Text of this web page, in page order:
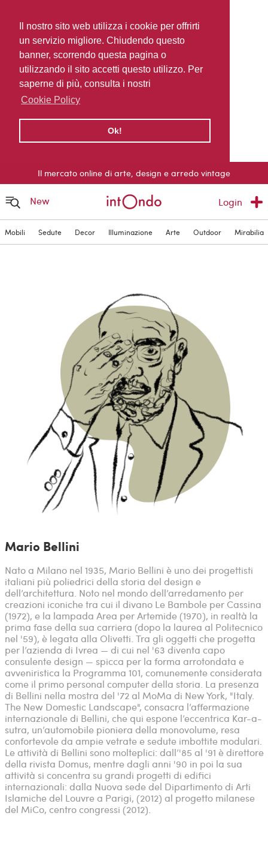
Il nostro sito web utilizza i cookie per offrirti
un servizio migliore. Chiudendo questo
banner, scorrendo questa pagina o
utilizzando il sito accetti questo utilizzo. Per
saperne di più, consulta i nostri
Cookie Policy
Ok!
Il mercato online di arte, design e arredo vintage
New Login
Mobili Sedute Decor Illuminazione Arte Outdoor Mirabilia
Mario Bellini
Nato a Milano nel 1935, Mario Bellini è uno dei progettisti
italiani più poliedrici della storia del design e
dell’architettura. Noto nel mondo dell’arredamento per
creazioni iconiche tra cui il divano Le Bambole per Cassina
(1972), e la lampada Area per Artemide (1970), in realtà la
prima fase della sua carriera (dopo la laurea al Politecnico
nel '59), è legata alla Olivetti. Tra gli oggetti che progetta
per l’azienda di Ivrea — di cui nel '63 diventa capo
consulente design — spicca per la forma arrotondata e
avveniristica la Programma 101, comunemente considerata
come il primo personal computer della storia. La presenza
di Bellini nella mostra del '72 al MoMa di New York, "Italy.
The New Domestic Landscape", consacra l’affermazione
internazionale di Bellini, che qui espone l’eccentrica Kar-a-
sutra, un’automobile pioniera della monovolume, resa
confortevole da ampie vetrate e sedute imbottite modulari.
Le attività di Bellini sono molteplici: dall’'85 al '91 è direttore
della rivista Domus, mentre dagli anni '90 in poi la sua
attività si concentra su grandi progetti di edifici
internazionali: dalla Nuova sede del Dipartimento di Arti
Islamiche del Louvre a Parigi, (2012) al progetto milanese
del MiCo, centro congressi (2012).